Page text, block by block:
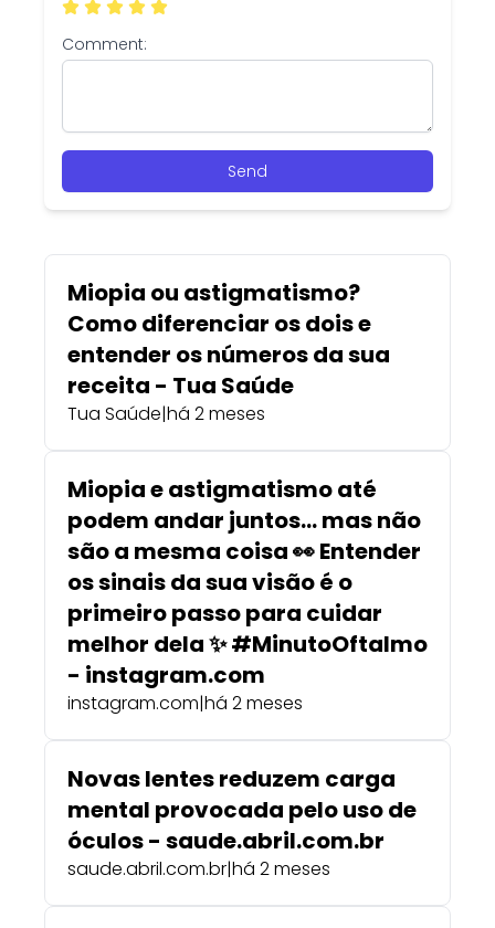
Comment:
Send
Miopia ou astigmatismo?
Como diferenciar os dois e
entender os números da sua
receita - Tua Saúde
Tua Saúde|há 2 meses
Miopia e astigmatismo até
podem andar juntos… mas não
são a mesma coisa 👀 Entender
os sinais da sua visão é o
primeiro passo para cuidar
melhor dela ✨ #MinutoOftalmo
- instagram.com
instagram.com|há 2 meses
Novas lentes reduzem carga
mental provocada pelo uso de
óculos - saude.abril.com.br
saude.abril.com.br|há 2 meses